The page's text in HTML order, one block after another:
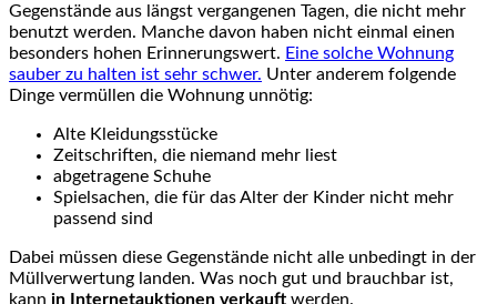
Gegenstände aus längst vergangenen Tagen, die nicht mehr
benutzt werden. Manche davon haben nicht einmal einen
besonders hohen Erinnerungswert. Eine solche Wohnung
sauber zu halten ist sehr schwer. Unter anderem folgende
Dinge vermüllen die Wohnung unnötig:
Alte Kleidungsstücke
Zeitschriften, die niemand mehr liest
abgetragene Schuhe
Spielsachen, die für das Alter der Kinder nicht mehr
passend sind
Dabei müssen diese Gegenstände nicht alle unbedingt in der
Müllverwertung landen. Was noch gut und brauchbar ist,
kann in Internetauktionen verkauft werden.